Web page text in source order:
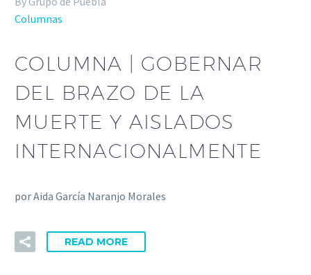
Columnas
COLUMNA | GOBERNAR
DEL BRAZO DE LA
MUERTE Y AISLADOS
INTERNACIONALMENTE
por Aida García Naranjo Morales
READ MORE